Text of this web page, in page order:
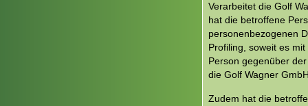
Verarbeitet die Golf
hat die betroffene
personenbezogenen
Profiling, soweit es
Person gegenüber
die Golf Wagner
Zudem hat die